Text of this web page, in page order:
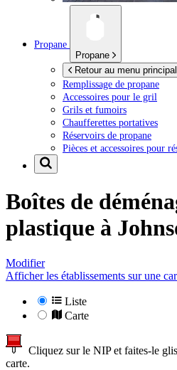
Propane
Propane
Retour au menu principal
Remplissage de propane
Accessoires pour le gril
Grils et fumoirs
Chaufferettes portatives
Réservoirs de propane
Pièces et accessoires pour
Boîtes de
plastique à
Modifier
Afficher les établissements sur une
Liste
Carte
Cliquez sur le NIP et faites-le
carte.